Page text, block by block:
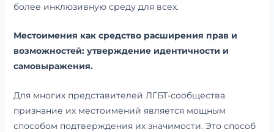
более инклюзивную среду для всех.
Местоимения как средство расширения прав и
возможностей: утверждение идентичности и
самовыражения.
Для многих представителей ЛГБТ-сообщества
признание их местоимений является мощным
способом подтверждения их значимости. Это способ